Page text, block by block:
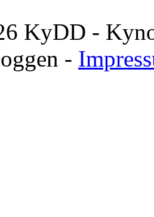
KyDD -
-